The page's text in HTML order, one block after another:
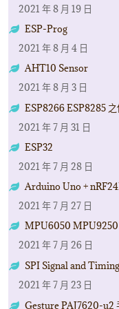
2021 年 8 月 19 日
ESP-Prog
2021 年 8 月 4 日
AHT10 Sensor
2021 年 8 月 3 日
ESP8266 ESP8285 之
2021 年 7 月 31 日
ESP32
2021 年 7 月 28 日
Arduino Uno +
2021 年 7 月 27 日
MPU6050 MPU9250
2021 年 7 月 26 日
SPI Signal and
2021 年 7 月 23 日
Gesture PAJ7620-u2